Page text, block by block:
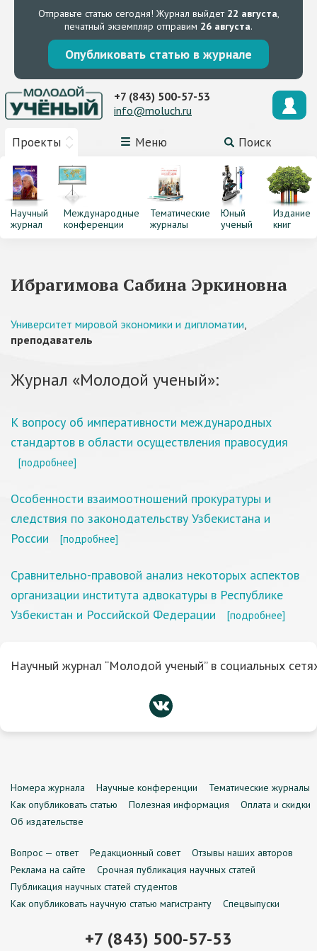
Отправьте статью сегодня! Журнал выйдет 22 августа,
печатный экземпляр отправим 26 августа.
Опубликовать статью в журнале
Проекты Меню Поиск
+7 (843) 500-57-53
info@moluch.ru
Научный
журнал
Международные
конференции
Тематические
журналы
Юный
ученый
Издание
книг
Ибрагимова Сабина Эркиновна
Университет мировой экономики и дипломатии,
преподаватель
Журнал «Молодой ученый»:
К вопросу об императивности международных
стандартов в области осуществления правосудия
[подробнее]
Особенности взаимоотношений прокуратуры и
следствия по законодательству Узбекистана и
России
[подробнее]
Сравнительно-правовой анализ некоторых аспектов
организации института адвокатуры в Республике
Узбекистан и Российской Федерации
[подробнее]
Научный журнал “Молодой ученый” в социальных
Номера журнала Научные конференции
Тематические журналы
Как опубликовать статью
Полезная информация
Оплата и скидки
Об издательстве
Вопрос — ответ Редакционный совет
Отзывы наших авторов
Реклама на сайте
Срочная публикация научных статей
Публикация научных статей студентов
Как опубликовать научную статью магистранту
Спецвыпуски
+7 (843) 500-57-53